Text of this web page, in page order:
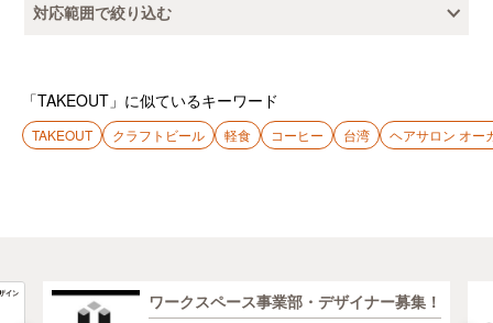
対応範囲で絞り込む
「TAKEOUT」に似ているキーワード
TAKEOUT クラフトビール 軽食 コーヒー 台湾 ヘアサロン オー
ワークスペース事業部・デザイナー募集！